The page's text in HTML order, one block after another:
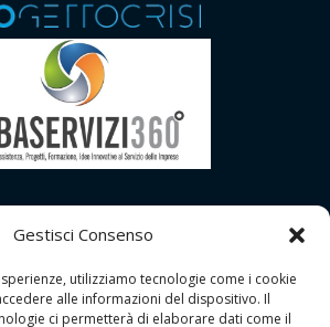
Gestisci Consenso
utilizziamo tecnologie come i cookie
alle informazioni del dispositivo. Il
ci permetterà di elaborare dati come il